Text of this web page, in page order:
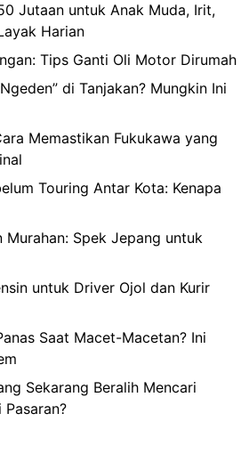
Jutaan untuk Anak Muda, Irit,
Harian
Tips Ganti Oli Motor Dirumah
di Tanjakan? Mungkin Ini
Memastikan Fukukawa yang
Touring Antar Kota: Kenapa
Murahan: Spek Jepang untuk
untuk Driver Ojol dan Kurir
Saat Macet-Macetan? Ini
Sekarang Beralih Mencari